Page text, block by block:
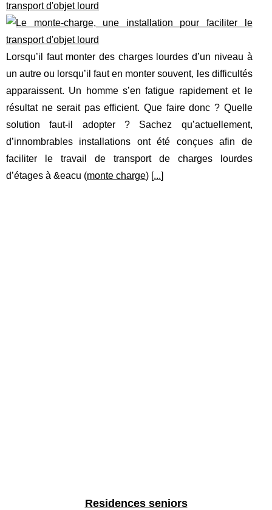
transport d'objet lourd
Lorsqu’il faut monter des charges lourdes d’un niveau à
un autre ou lorsqu’il faut en monter souvent, les difficultés
apparaissent. Un homme s’en fatigue rapidement et le
résultat ne serait pas efficient. Que faire donc ? Quelle
solution faut-il adopter ? Sachez qu’actuellement,
d’innombrables installations ont été conçues afin de
faciliter le travail de transport de charges lourdes
d’étages à &eacu (monte charge) [...]
Residences seniors